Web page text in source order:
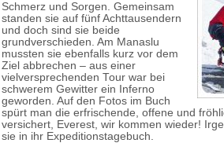
Schmerz und Sorgen. Gemeinsam
standen sie auf fünf Achttausendern
und doch sind sie beide
grundverschieden. Am Manaslu
mussten sie ebenfalls kurz vor dem
Ziel abbrechen – aus einer
vielversprechenden Tour war bei
schwerem Gewitter ein Inferno
geworden. Auf den Fotos im Buch
spürt man die erfrischende, offene und
versichert, Everest, wir kommen wieder!
sie in ihr Expeditionstagebuch.